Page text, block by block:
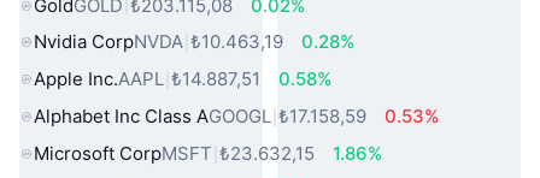
GoldGOLD ₺203.115,08
0.02%
Nvidia CorpNVDA ₺10.463,19
0.28%
Apple Inc.AAPL ₺14.887,51
0.58%
Alphabet Inc Class AGOOGL ₺17.158,59
0.53%
Microsoft CorpMSFT ₺23.632,15
1.86%